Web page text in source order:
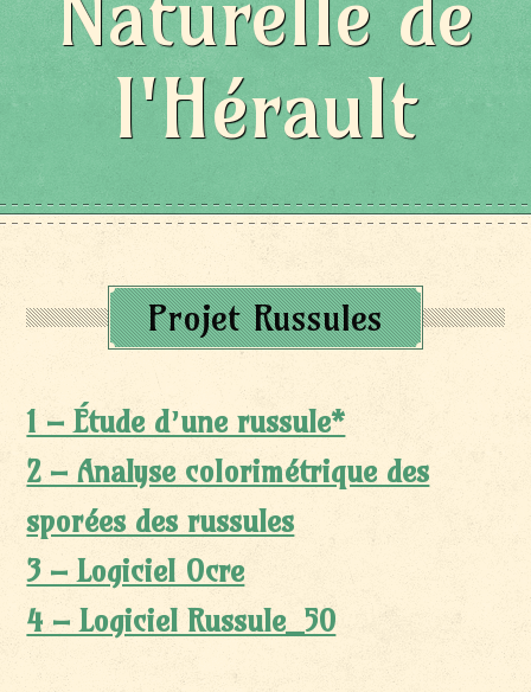
l'Hérault
Projet Russules
1 – Étude d’une russule*
2 – Analyse colorimétrique des
sporées des russules
3 – Logiciel Ocre
4 – Logiciel Russule_50